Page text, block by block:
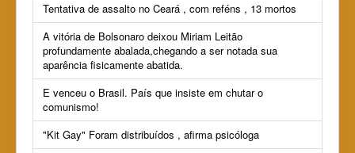
Tentativa de assalto no Ceará , com reféns , 13 mortos
A vitória de Bolsonaro deixou Miriam Leitão
profundamente abalada,chegando a ser notada sua
aparência fisicamente abatida.
E venceu o Brasil. País que insiste em chutar o
comunismo!
"Kit Gay" Foram distribuídos , afirma psicóloga